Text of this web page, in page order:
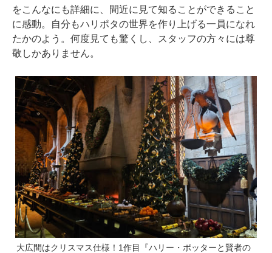
をこんなにも詳細に、間近に見て知ることができること
に感動。自分もハリポタの世界を作り上げる一員になれ
たかのよう。何度見ても驚くし、スタッフの方々には尊
敬しかありません。
大広間はクリスマス仕様！1作目『ハリー・ポッターと賢者の